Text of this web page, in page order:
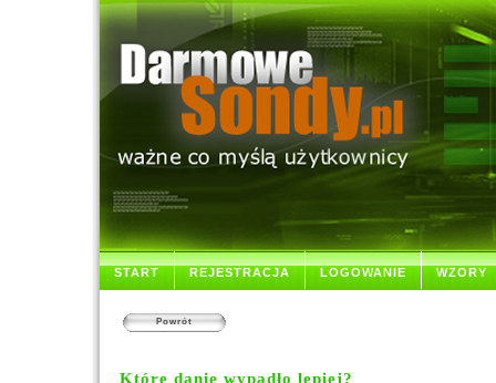
START REJESTRACJA LOGOWANIE WZORY
Powrót
Które danie wypadło lepiej?